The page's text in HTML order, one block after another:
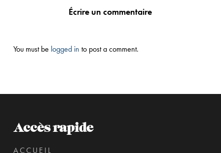
Écrire un commentaire
You must be logged in to post a comment.
Accès rapide
ACCUEIL